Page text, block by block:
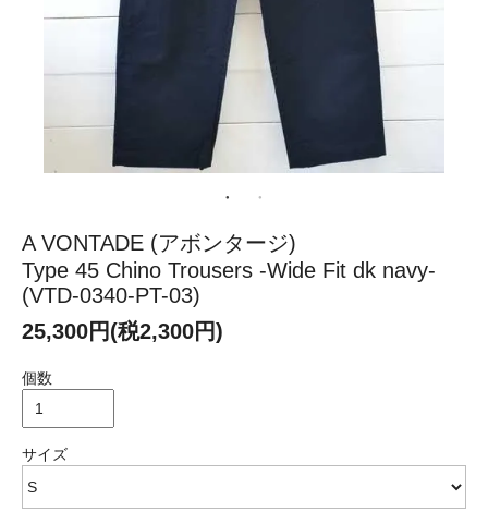
A VONTADE (アボンタージ)
Type 45 Chino Trousers -Wide Fit dk navy-
(VTD-0340-PT-03)
25,300円(税2,300円)
個数
サイズ